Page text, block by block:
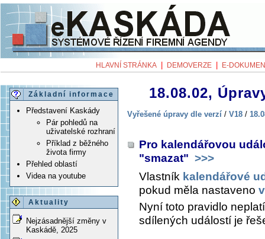
HLAVNÍ STRÁNKA DEMOVERZE E-
Základní informace
Představení Kaskády
Pár pohledů na
uživatelské rozhraní
Příklad z běžného
života firmy
Přehled oblastí
Videa na youtube
Aktuality
Nejzásadnější změny v
Kaskádě, 2025
18.08.02,
Vyřešené úpravy dle verzí / V18 /
Pro kalendářovou
"smazat" >>>
Vlastník kalendářové
pokud měla nastaveno
Nyní toto pravidlo
sdílených událostí je